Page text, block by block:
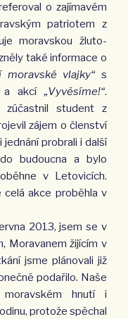
o zajímavém
patriotem z
moravskou žluto-
také informace o
moravské vlajky“ s
a akcí„Vyvěsíme!“.
student z
zájem o členství
probrali i další
budoucna a bylo
v Letovicích.
akce proběhla v
2013, jsem se v
Moravanem žijícím v
jsme plánovali již
podařilo. Naše
hnutí i
protože spěchal